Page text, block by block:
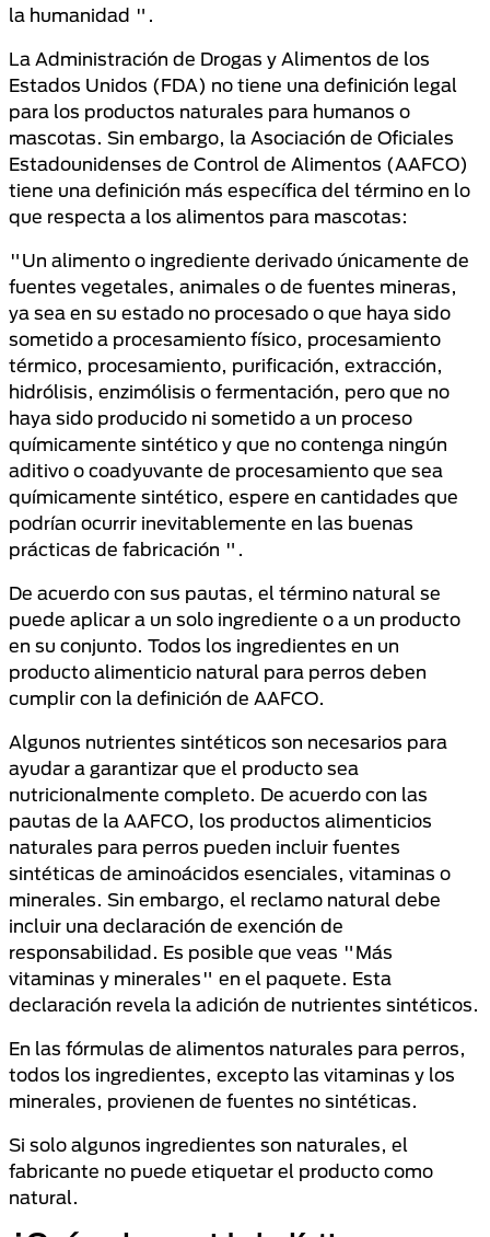
la humanidad ".
La Administración de Drogas y Alimentos de los
Estados Unidos (FDA) no tiene una definición legal
para los productos naturales para humanos o
mascotas. Sin embargo, la Asociación de Oficiales
Estadounidenses de Control de Alimentos (AAFCO)
tiene una definición más específica del término en lo
que respecta a los alimentos para mascotas:
"Un alimento o ingrediente derivado únicamente de
fuentes vegetales, animales o de fuentes mineras,
ya sea en su estado no procesado o que haya sido
sometido a procesamiento físico, procesamiento
térmico, procesamiento, purificación, extracción,
hidrólisis, enzimólisis o fermentación, pero que no
haya sido producido ni sometido a un proceso
químicamente sintético y que no contenga ningún
aditivo o coadyuvante de procesamiento que sea
químicamente sintético, espere en cantidades que
podrían ocurrir inevitablemente en las buenas
prácticas de fabricación ".
De acuerdo con sus pautas, el término natural se
puede aplicar a un solo ingrediente o a un producto
en su conjunto. Todos los ingredientes en un
producto alimenticio natural para perros deben
cumplir con la definición de AAFCO.
Algunos nutrientes sintéticos son necesarios para
ayudar a garantizar que el producto sea
nutricionalmente completo. De acuerdo con las
pautas de la AAFCO, los productos alimenticios
naturales para perros pueden incluir fuentes
sintéticas de aminoácidos esenciales, vitaminas o
minerales. Sin embargo, el reclamo natural debe
incluir una declaración de exención de
responsabilidad. Es posible que veas "Más
vitaminas y minerales" en el paquete. Esta
declaración revela la adición de nutrientes sintéticos.
En las fórmulas de alimentos naturales para perros,
todos los ingredientes, excepto las vitaminas y los
minerales, provienen de fuentes no sintéticas.
Si solo algunos ingredientes son naturales, el
fabricante no puede etiquetar el producto como
natural.